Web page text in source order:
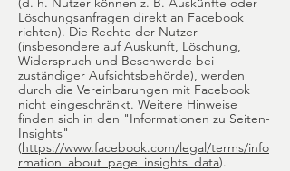
Löschungsanfragen direkt an Facebook
richten). Die Rechte der Nutzer
(insbesondere auf Auskunft, Löschung,
Widerspruch und Beschwerde bei
zuständiger Aufsichtsbehörde), werden
durch die Vereinbarungen mit Facebook
nicht eingeschränkt. Weitere Hinweise
finden sich in den "Informationen zu Seiten-
Insights"
(https://www.facebook.com/legal/terms/info
rmation_about_page_insights_data).